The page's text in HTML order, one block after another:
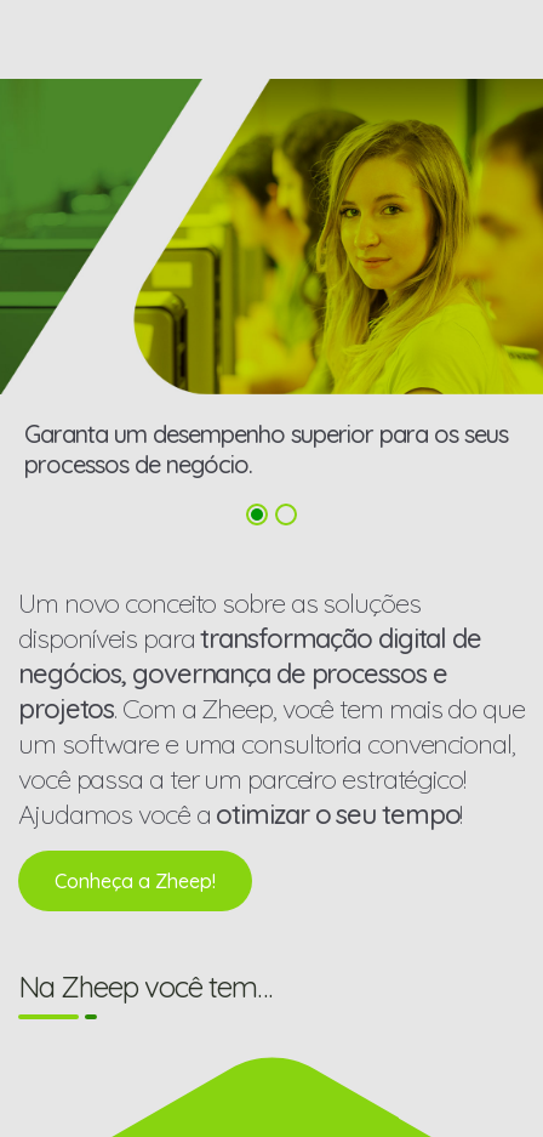
Garanta um desempenho superior para os seus
processos de negócio.
Um novo conceito sobre as soluções
disponíveis paratransformação digital de
negócios, governança de processos e
projetos. Com a Zheep, você tem mais do que
um software e uma consultoria convencional,
você passa a ter um parceiro estratégico!
Ajudamos você a otimizar o seu tempo!
Conheça a Zheep!
Na Zheep você tem…